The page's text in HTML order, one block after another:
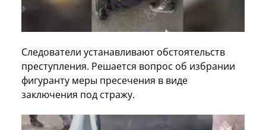
Следователи устанавливают обстоятельств
преступления. Решается вопрос об избрании
фигуранту меры пресечения в виде
заключения под стражу.